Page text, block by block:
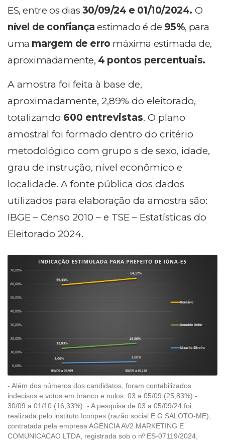
ES, entre os dias 30/09/24 e 01/10/2024. O
nível de confiança estimado é de 95%, para
uma margem de erro máxima estimada de,
aproximadamente, 4 pontos percentuais.
A amostra foi feita à base de,
aproximadamente, 2,89% do eleitorado,
totalizando 600 entrevistas. O plano
amostral foi formado dentro do critério
metodológico com grupo s de sexo, idade,
grau de instrução, nível econômico e
localidade. A fonte pública dos dados
utilizados para elaboração da amostra são:
IBGE – Censo 2010 – e TSE – Estatísticas do
Eleitorado 2024.
- Além dos números dos candidatos, foram contabilizados
indecisos e votos em branco e nulos: 03 a 05/09 (25,83%) -
30/09 a 01/10 (16,33%). - A pesquisa de 03 a 05/09/24 foi
realizada pelo instituto Iconpes (razão social E G SALOTO-ME),
contratada pela empresa AGENCIA AV2 MARKETING E
COMUNICACAO LTDA, registrada sob o nº ES-07119/2024,